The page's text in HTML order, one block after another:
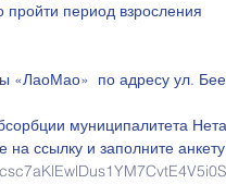
пройти период взросления
по адресу ул.
муниципалитета
на ссылку и заполните